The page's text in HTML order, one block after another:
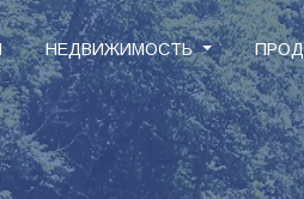
НЕДВИЖИМОСТЬ